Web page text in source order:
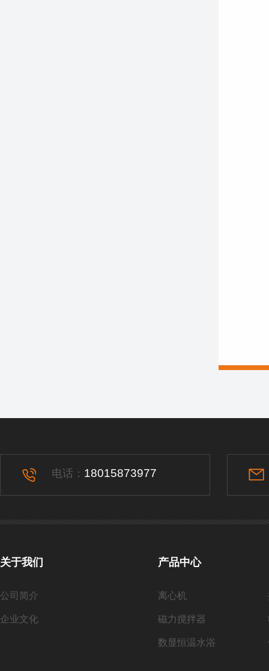
电话： 18015873977
关于我们
公司简介
企业文化
产品中心
离心机
磁力搅拌器
数显恒温水浴